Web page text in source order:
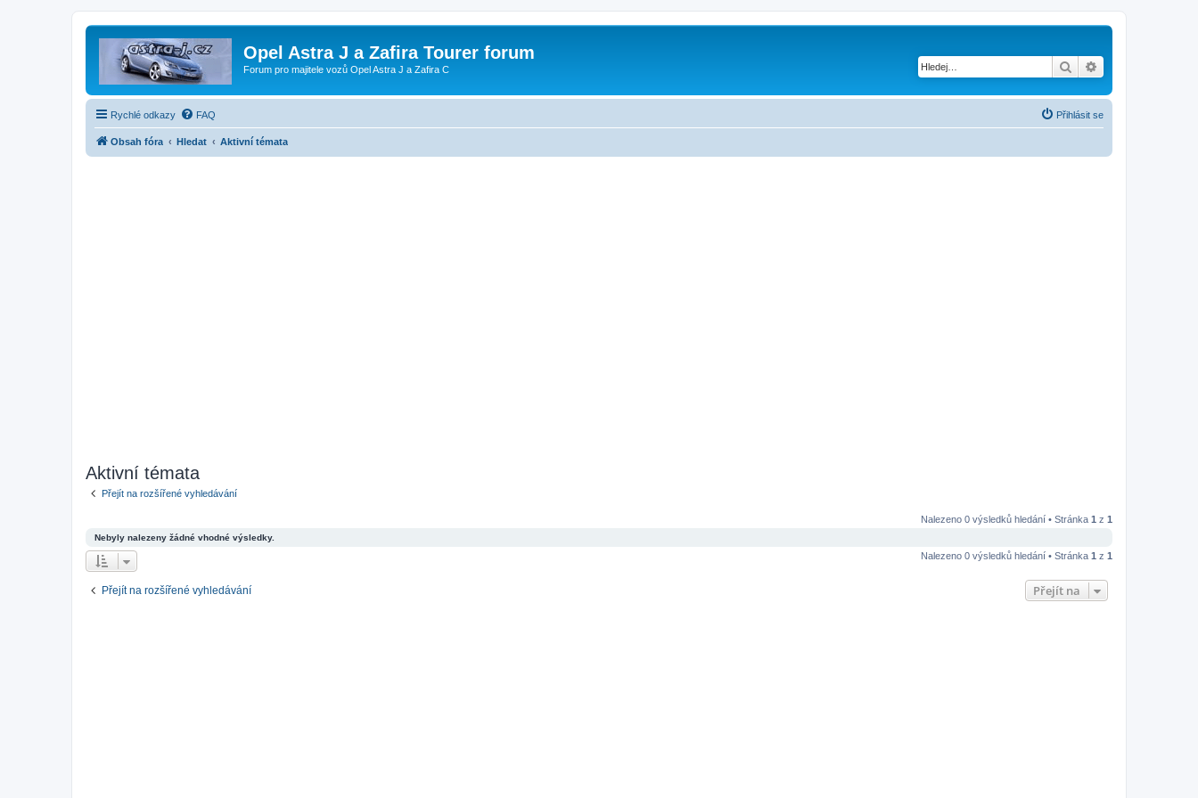
Opel Astra J a Zafira Tourer forum
Forum pro majitele vozů Opel Astra J a Zafira C Hledat
Rychlé odkazy FAQ Přihlásit se
Obsah fóra Hledat Aktivní témata
Aktivní témata
Přejít na rozšířené vyhledávání
Nalezeno 0 výsledků hledání • Stránka 1 z 1
Nebyly nalezeny žádné vhodné výsledky.
Nalezeno 0 výsledků hledání • Stránka 1 z 1
Přejít na rozšířené vyhledávání Přejít na